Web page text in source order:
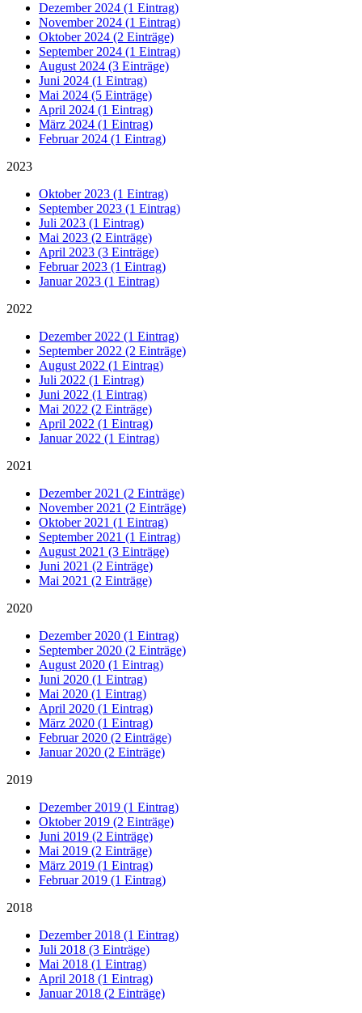
Dezember 2024 (1 Eintrag)
November 2024 (1 Eintrag)
Oktober 2024 (2 Einträge)
September 2024 (1 Eintrag)
August 2024 (3 Einträge)
Juni 2024 (1 Eintrag)
Mai 2024 (5 Einträge)
April 2024 (1 Eintrag)
März 2024 (1 Eintrag)
Februar 2024 (1 Eintrag)
2023
Oktober 2023 (1 Eintrag)
September 2023 (1 Eintrag)
Juli 2023 (1 Eintrag)
Mai 2023 (2 Einträge)
April 2023 (3 Einträge)
Februar 2023 (1 Eintrag)
Januar 2023 (1 Eintrag)
2022
Dezember 2022 (1 Eintrag)
September 2022 (2 Einträge)
August 2022 (1 Eintrag)
Juli 2022 (1 Eintrag)
Juni 2022 (1 Eintrag)
Mai 2022 (2 Einträge)
April 2022 (1 Eintrag)
Januar 2022 (1 Eintrag)
2021
Dezember 2021 (2 Einträge)
November 2021 (2 Einträge)
Oktober 2021 (1 Eintrag)
September 2021 (1 Eintrag)
August 2021 (3 Einträge)
Juni 2021 (2 Einträge)
Mai 2021 (2 Einträge)
2020
Dezember 2020 (1 Eintrag)
September 2020 (2 Einträge)
August 2020 (1 Eintrag)
Juni 2020 (1 Eintrag)
Mai 2020 (1 Eintrag)
April 2020 (1 Eintrag)
März 2020 (1 Eintrag)
Februar 2020 (2 Einträge)
Januar 2020 (2 Einträge)
2019
Dezember 2019 (1 Eintrag)
Oktober 2019 (2 Einträge)
Juni 2019 (2 Einträge)
Mai 2019 (2 Einträge)
März 2019 (1 Eintrag)
Februar 2019 (1 Eintrag)
2018
Dezember 2018 (1 Eintrag)
Juli 2018 (3 Einträge)
Mai 2018 (1 Eintrag)
April 2018 (1 Eintrag)
Januar 2018 (2 Einträge)